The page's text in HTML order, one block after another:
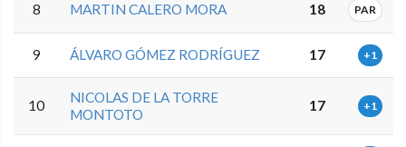
8 MARTIN CALERO MORA 18 PAR
9 ÁLVARO GÓMEZ RODRÍGUEZ 17 +1
10
NICOLAS DE LA TORRE
MONTOTO
17 +1